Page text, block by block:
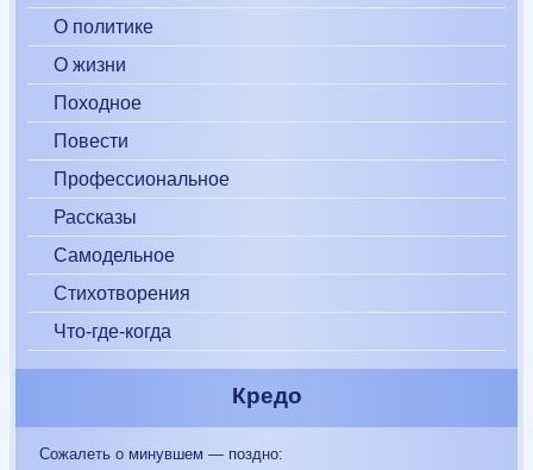
О политике
О жизни
Походное
Повести
Профессиональное
Рассказы
Самодельное
Стихотворения
Что-где-когда
Кредо
Сожалеть о минувшем — поздно: